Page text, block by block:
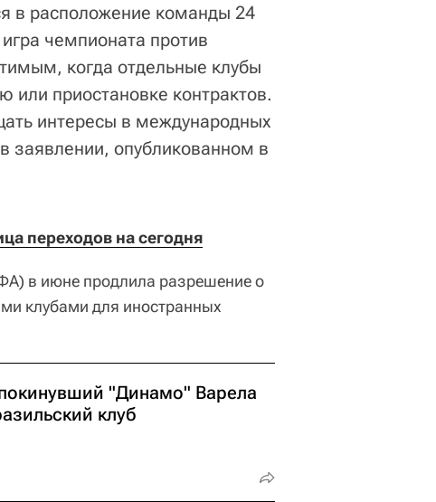
в расположение команды 24
чемпионата против
когда отдельные клубы
или приостановке контрактов.
интересы в международных
заявлении, опубликованном в
переходов на сегодня
в июне продлила разрешение о
клубами для иностранных
"Динамо" Варела
клуб